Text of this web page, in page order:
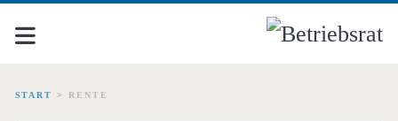
START > RENTE